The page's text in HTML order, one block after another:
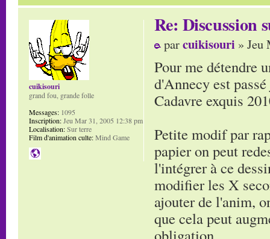
Re: Discussion
parcuikisouri » Jeu
Pour me détendre
d'Annecy est
Cadavre exquis
Petite modif par
papier on peut
l'intégrer à ce
modifier les X
ajouter de l'anim,
que cela peut
cuikisouri
grand fou, grande folle
Messages: 1095
Inscription:Jeu Mar 31, 2005 12:38 pm
Localisation:Sur terre
Film d'animation culte:Mind Game